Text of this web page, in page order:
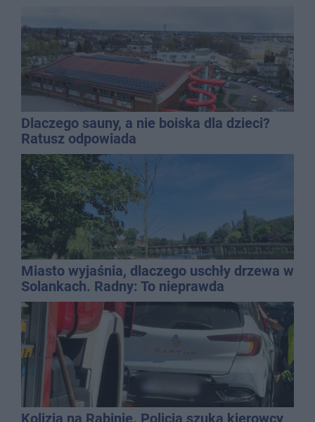
Dlaczego sauny, a nie boiska dla dzieci?
Ratusz odpowiada
Miasto wyjaśnia, dlaczego uschły drzewa w
Solankach. Radny: To nieprawda
Kolizja na Rąbinie. Policja szuka kierowcy